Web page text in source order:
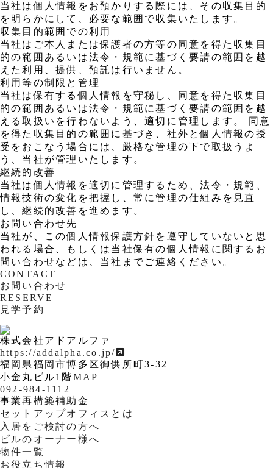
当社は個人情報をお預かりする際には、その収集目的
を明らかにして、必要な範囲で収集いたします。
収集目的範囲での利用
当社はご本人または保護者の方等の同意を得た収集目
的の範囲あるいは法令・規範に基づく要請の範囲を越
えた利用、提供、預託は行いません。
利用等の制限と管理
当社は保有する個人情報を守秘し、同意を得た収集目
的の範囲あるいは法令・規範に基づく要請の範囲を越
える取扱いを行わないよう、適切に管理します。 同意
を得た収集目的の範囲に基づき、社外と個人情報の授
受をおこなう場合には、厳格な管理の下で取扱うよ
う、当社が管理いたします。
継続的改善
当社は個人情報を適切に管理するため、法令・規範、
情報技術の変化を把握し、常に管理の仕組みを見直
し、継続的改善を進めます。
お問い合わせ先
当社が、この個人情報保護方針を遵守していないと思
われる場合、もしくは当社保有の個人情報に関するお
問い合わせなどは、当社までご連絡ください。
CONTACT
お問い合わせ
RESERVE
見学予約
株式会社アドアルファ
https://addalpha.co.jp/
福岡県福岡市博多区御供所町3-32
小金丸ビル1階MAP
092-984-1112
事業再構築補助金
セットアップオフィスとは
入居をご検討の方へ
ビルのオーナー様へ
物件一覧
お役立ち情報